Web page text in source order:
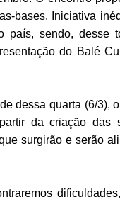
bases. Iniciativa
país, sendo, desse
do Balé
dessa quarta (6/3),
da criação das
surgirão e serão